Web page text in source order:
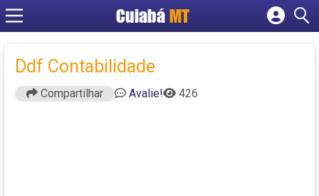
Cuiabá MT
Cadastrar empresa
Criar conta
Ddf Contabilidade
Compartilhar Avalie! 426